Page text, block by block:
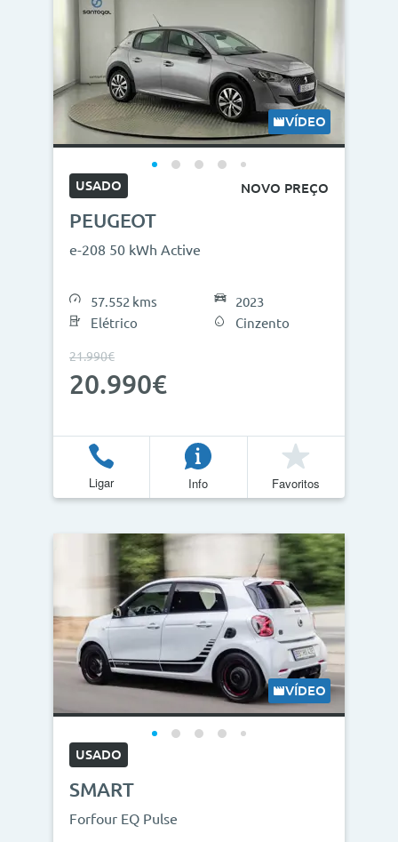
VÍDEO
USADO NOVO PREÇO
PEUGEOT
e-208 50 kWh Active
57.552 kms
Elétrico
2023
Cinzento
21.990€
20.990€
Ligar Info Favoritos
VÍDEO
USADO
SMART
Forfour EQ Pulse